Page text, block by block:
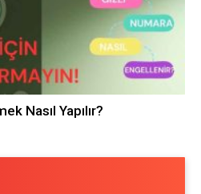
Nasıl Yapılır?